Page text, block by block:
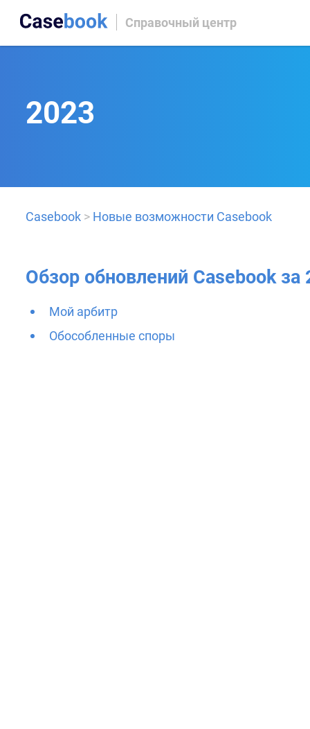
Справочный центр
2023
Casebook > Новые возможности Casebook
Обзор обновлений Casebook за
Мой арбитр
Обособленные споры